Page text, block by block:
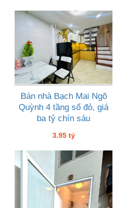
Bán nhà Bạch Mai Ngõ
Quỳnh 4 tầng sổ đỏ, giá
ba tỷ chín sáu
3.95 tỷ